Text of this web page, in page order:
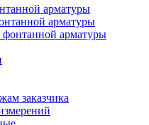
арматуры
арматуры
фонтанной арматуры
заказчика